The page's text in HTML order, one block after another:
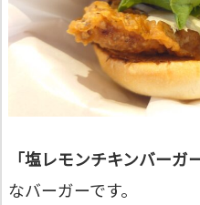
「塩レモンチキンバーガ
なバーガーです。